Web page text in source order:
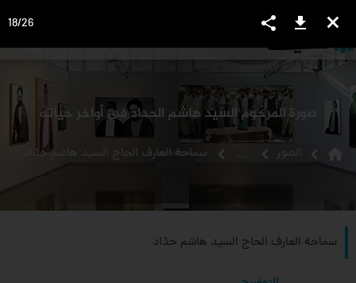
view_headline
صورة المرحوم السيد هاشم الحداد في أواخر حياته
الصور ... سماحة العارف الحاج السيد هاشم حدّاد‏
سماحة العارف الحاج السيد هاشم حدّاد‏
close
download
share
18/26